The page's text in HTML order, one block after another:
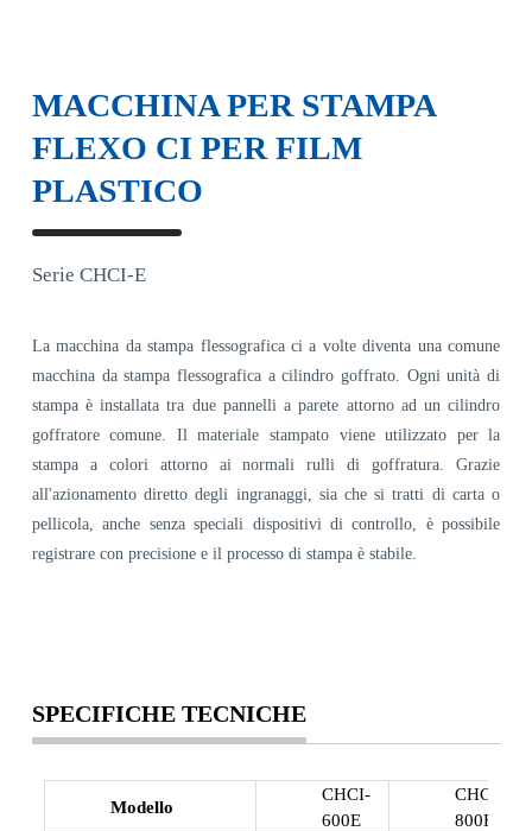
MACCHINA PER STAMPA
FLEXO CI PER FILM
PLASTICO
Serie CHCI-E
La macchina da stampa flessografica ci a volte diventa una comune
macchina da stampa flessografica a cilindro goffrato. Ogni unità di
stampa è installata tra due pannelli a parete attorno ad un cilindro
goffratore comune. Il materiale stampato viene utilizzato per la
stampa a colori attorno ai normali rulli di goffratura. Grazie
all'azionamento diretto degli ingranaggi, sia che si tratti di carta o
pellicola, anche senza speciali dispositivi di controllo, è possibile
registrare con precisione e il processo di stampa è stabile.
SPECIFICHE TECNICHE
Modello
CHCI-
600E
CHCI-
800E